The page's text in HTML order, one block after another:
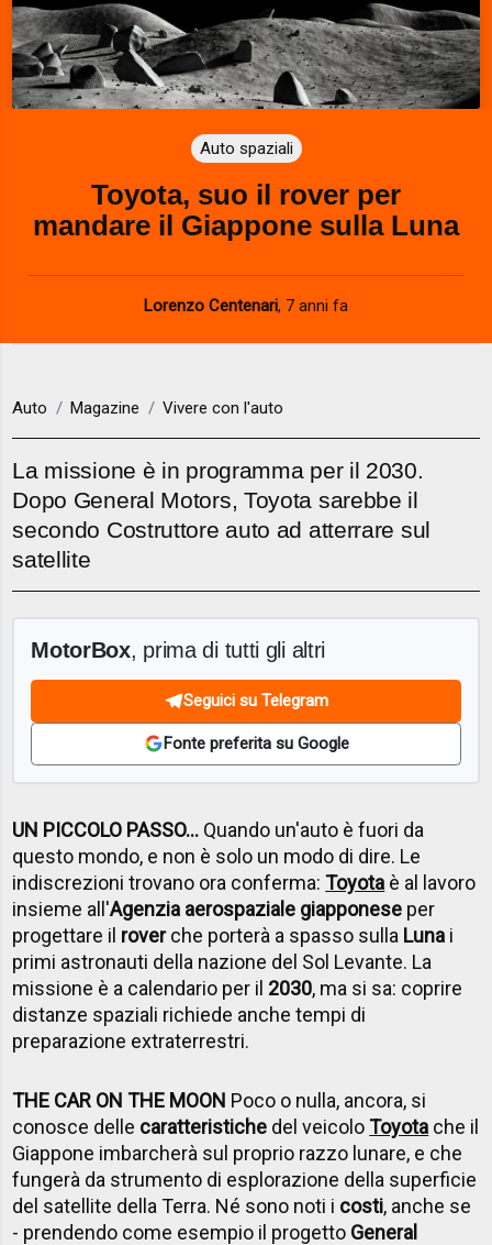
Auto spaziali
Toyota, suo il rover per
mandare il Giappone sulla Luna
Lorenzo Centenari, 7 anni fa
Auto Magazine Vivere con l'auto
La missione è in programma per il 2030.
Dopo General Motors, Toyota sarebbe il
secondo Costruttore auto ad atterrare sul
satellite
MotorBox, prima di tutti gli altri
Seguici su Telegram
Fonte preferita su Google
UN PICCOLO PASSO... Quando un'auto è fuori da
questo mondo, e non è solo un modo di dire. Le
indiscrezioni trovano ora conferma:Toyota è al lavoro
insieme all'Agenzia aerospaziale giapponese per
progettare il roverche porterà a spasso sulla Luna i
primi astronauti della nazione del Sol Levante. La
missione è a calendario per il 2030, ma si sa: coprire
distanze spaziali richiede anche tempi di
preparazione extraterrestri.
THE CAR ON THE MOON Poco o nulla, ancora, si
conosce delle caratteristiche del veicoloToyota che il
Giappone imbarcherà sul proprio razzo lunare, e che
fungerà da strumento di esplorazione della superficie
del satellite della Terra. Né sono noti i costi, anche se
- prendendo come esempio il progetto General